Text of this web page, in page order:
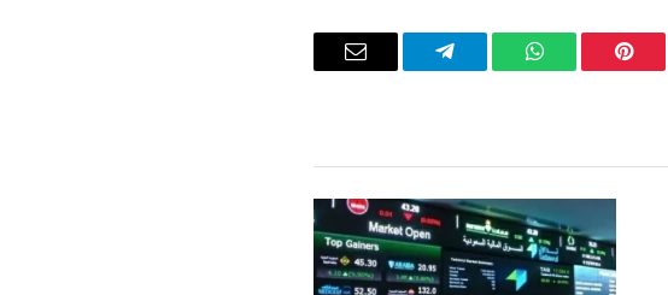
بينتيريستواتساب تيلقرام
البريد